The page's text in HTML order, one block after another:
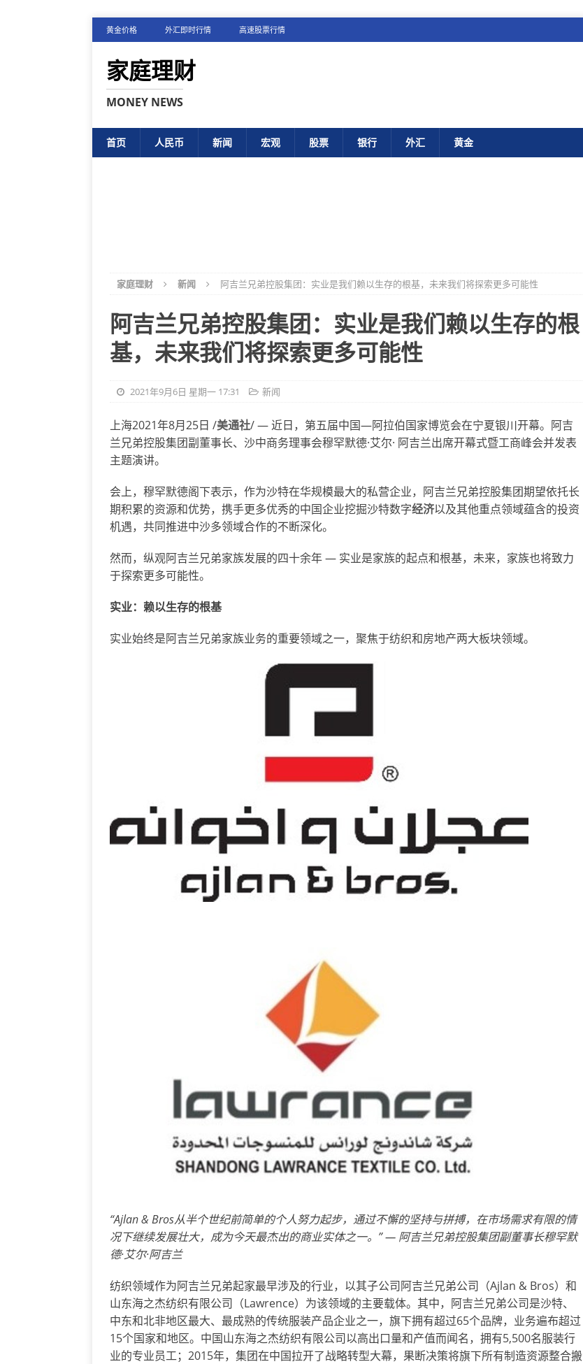
黄金价格 外汇即时行情 高速股票行情
家庭理财
MONEY NEWS
首页 人民币 新闻 宏观 股票 银行 外汇 黄金
家庭理财 新闻 阿吉兰兄弟控股集团：实业是我们赖以生存的根基，未来我们将探索更多可能性
阿吉兰兄弟控股集团：实业是我们赖以生存的根
基，未来我们将探索更多可能性
2021年9月6日 星期一 17:31 新闻
上海2021年8月25日 /美通社/ — 近日，第五届中国—阿拉伯国家博览会在宁夏银川开幕。阿吉
兰兄弟控股集团副董事长、沙中商务理事会穆罕默德·艾尔· 阿吉兰出席开幕式暨工商峰会并发表
主题演讲。
会上，穆罕默德阁下表示，作为沙特在华规模最大的私营企业，阿吉兰兄弟控股集团期望依托长
期积累的资源和优势，携手更多优秀的中国企业挖掘沙特数字经济以及其他重点领域蕴含的投资
机遇，共同推进中沙多领域合作的不断深化。
然而，纵观阿吉兰兄弟家族发展的四十余年 — 实业是家族的起点和根基，未来，家族也将致力
于探索更多可能性。
实业：赖以生存的根基
实业始终是阿吉兰兄弟家族业务的重要领域之一，聚焦于纺织和房地产两大板块领域。
“Ajlan & Bros从半个世纪前简单的个人努力起步，通过不懈的坚持与拼搏，在市场需求有限的情
况下继续发展壮大，成为今天最杰出的商业实体之一。” — 阿吉兰兄弟控股集团副董事长穆罕默
德·艾尔·阿吉兰
纺织领域作为阿吉兰兄弟起家最早涉及的行业，以其子公司阿吉兰兄弟公司（Ajlan & Bros）和
山东海之杰纺织有限公司（Lawrence）为该领域的主要载体。其中，阿吉兰兄弟公司是沙特、
中东和北非地区最大、最成熟的传统服装产品企业之一，旗下拥有超过65个品牌，业务遍布超过
15个国家和地区。中国山东海之杰纺织有限公司以高出口量和产值而闻名，拥有5,500名服装行
业的专业员工；2015年，集团在中国拉开了战略转型大幕，果断决策将旗下所有制造资源整合搬